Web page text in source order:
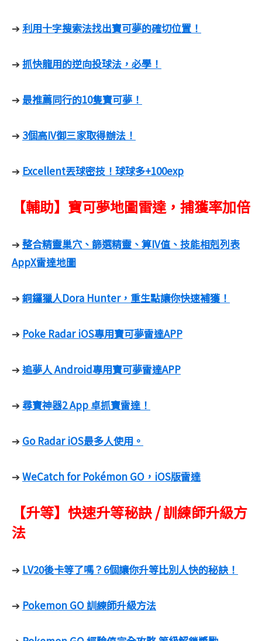
➔ 利用十字搜索法找出寶可夢的確切位置！
➔抓快龍用的逆向投球法，必學！
➔ 最推薦同行的10隻寶可夢！
➔ 3個高IV御三家取得辦法！
➔ Excellent丟球密技！球球多+100exp
【輔助】寶可夢地圖雷達，捕獲率加倍
➔整合精靈巢穴、篩選精靈、算IV值、技能相剋列表
AppX雷達地圖
➔銅鑼獵人Dora Hunter，重生點讓你快速補獲！
➔ Poke Radar iOS專用寶可夢雷達APP
➔追夢人 Android專用寶可夢雷達APP
➔ 尋寶神器2 App 卓抓寶雷達！
➔ Go Radar iOS最多人使用。
➔WeCatch for Pokémon GO，iOS版雷達
【升等】快速升等秘訣 / 訓練師升級方
法
➔ LV20後卡等了嗎？6個讓你升等比別人快的秘訣！
➔ Pokemon GO 訓練師升級方法